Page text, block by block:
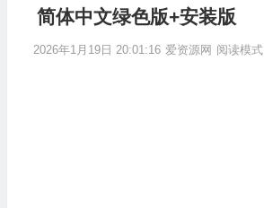
简体中文绿色版+安装版
2026年1月19日 20:01:16 爱资源网 阅读模式